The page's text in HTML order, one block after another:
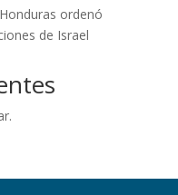
ordenó
de Israel